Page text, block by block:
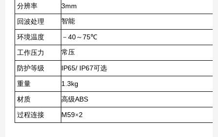
分辨率 3mm
回波处理 智能
环境温度 － 40～ 75℃
工作压力 常压
防护等级 IP65/ IP67可选
重量 1.3kg
材质 高级ABS
过程连接 M59×2